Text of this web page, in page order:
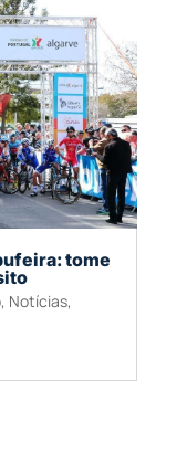
tome
, Notícias,